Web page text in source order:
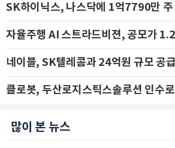
네이블, SK텔레콤과 24억원 규모 공
많이 본 뉴스